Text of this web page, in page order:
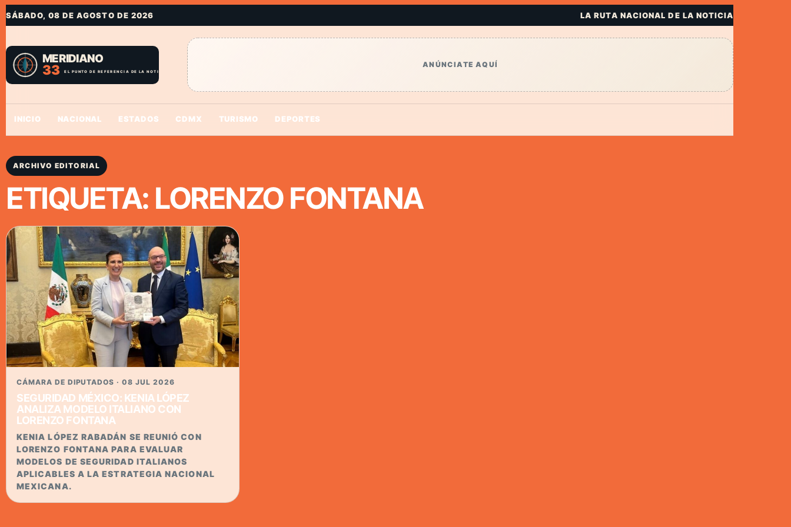
SÁBADO, 08 DE AGOSTO DE 2026 LA RUTA NACIONAL DE LA NOTICIA
ANÚNCIATE AQUÍ
INICIO NACIONAL ESTADOS CDMX TURISMO DEPORTES
ARCHIVO EDITORIAL
ETIQUETA: LORENZO FONTANA
CÁMARA DE DIPUTADOS · 08 JUL 2026
SEGURIDAD MÉXICO: KENIA LÓPEZ
ANALIZA MODELO ITALIANO CON
LORENZO FONTANA
KENIA LÓPEZ RABADÁN SE REUNIÓ CON
LORENZO FONTANA PARA EVALUAR
MODELOS DE SEGURIDAD ITALIANOS
APLICABLES A LA ESTRATEGIA NACIONAL
MEXICANA.